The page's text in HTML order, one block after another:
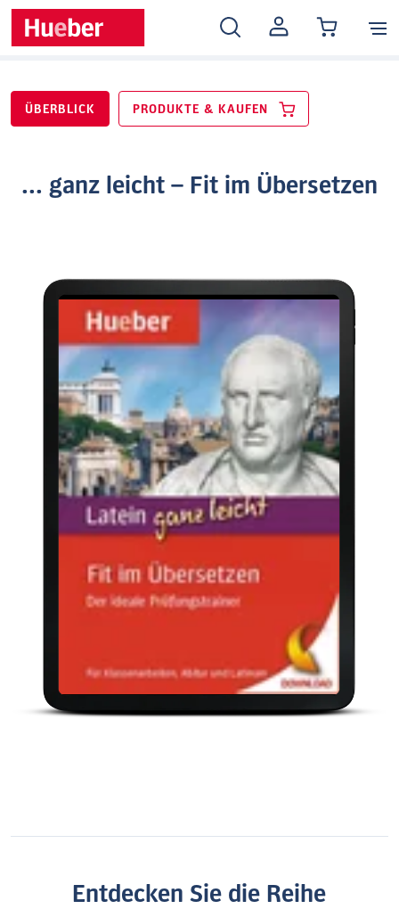
MEIN
KONTO
ÜBERBLICK PRODUKTE & KAUFEN
... ganz leicht – Fit im Übersetzen
Entdecken Sie die Reihe